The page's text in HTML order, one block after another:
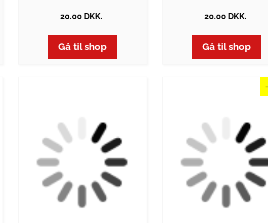
20.00 DKK.
Gå til shop
20.00 DKK.
Gå til shop